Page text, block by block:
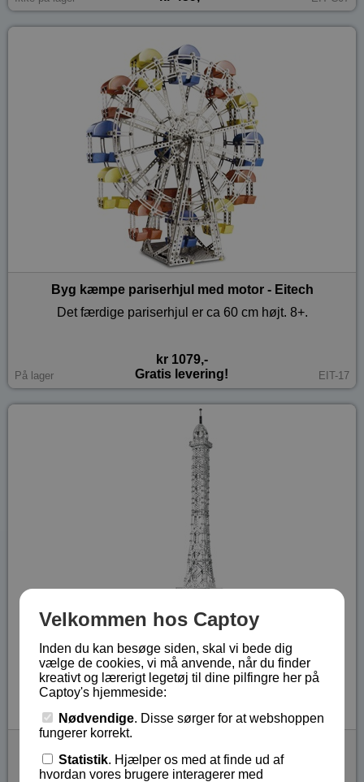
Byg kæmpe pariserhjul med motor - Eitech
Det færdige pariserhjul er ca 60 cm højt. 8+.
På lager
kr 1079,-
Gratis levering!
EIT-17
Byg flot model af Eiffeltårn der er 1,25 m højt. 8+.
Velkommen hos Captoy
Inden du kan besøge siden, skal vi bede dig
vælge de cookies, vi må anvende, når du finder
kreativt og lærerigt legetøj til dine pilfingre her på
Captoy's hjemmeside:
Nødvendige. Disse sørger for at webshoppen
fungerer korrekt.
Statistik. Hjælper os med at finde ud af
hvordan vores brugere interagerer med